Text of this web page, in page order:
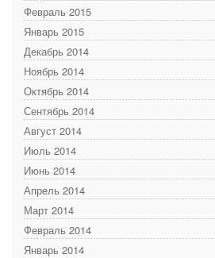
Февраль 2015
Январь 2015
Декабрь 2014
Ноябрь 2014
Октябрь 2014
Сентябрь 2014
Август 2014
Июль 2014
Июнь 2014
Апрель 2014
Март 2014
Февраль 2014
Январь 2014